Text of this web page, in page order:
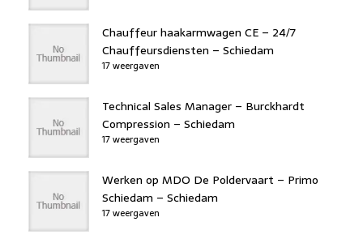
Chauffeur haakarmwagen CE – 24/7
Chauffeursdiensten – Schiedam
17 weergaven
Technical Sales Manager – Burckhardt
Compression – Schiedam
17 weergaven
Werken op MDO De Poldervaart – Primo
Schiedam – Schiedam
17 weergaven